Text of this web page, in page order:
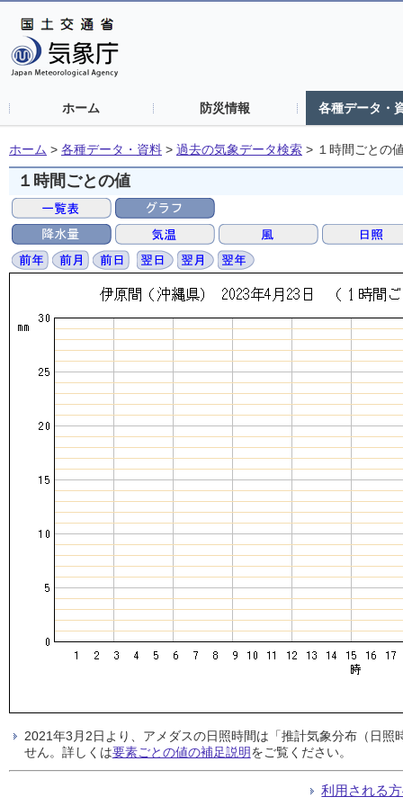
ホーム 防災情報 各種データ・
ホーム > 各種データ・資料 > 過去の気象データ検索 > １時間ごとの
１時間ごとの値
2021年3月2日より、アメダスの日照時間は「推計気象分布（日
せん。詳しくは要素ごとの値の補足説明をご覧ください。
利用される